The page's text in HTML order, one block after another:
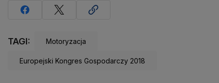
TAGI: Motoryzacja
Europejski Kongres Gospodarczy 2018